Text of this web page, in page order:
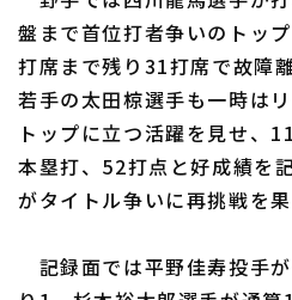
盤まで首位打者争いのトッ
打席まで残り31打席で故障
若手の太田椋選手も一時は
トップに立つ活躍を見せ、
本塁打、52打点と好成績を
がタイトル争いに再挑戦を
記録面では平野佳寿投手